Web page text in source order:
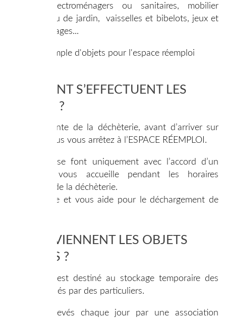
appareils électroménagers ou sanitaires, mobilier
d’intérieur ou de jardin, vaisselles et bibelots, jeux et
jouets, outillages...
COMMENT S’EFFECTUENT LES
DÉPÔTS ?
Dans l’enceinte de la déchèterie, avant d’arriver sur
les quais, vous vous arrêtez à l’ESPACE RÉEMPLOI.
Les dépôts se font uniquement avec l’accord d’un
agent qui vous accueille pendant les horaires
d’ouverture de la déchèterie.
Il vous guide et vous aide pour le déchargement de
QUE DEVIENNENT LES OBJETS
DONNÉS ?
Cet espace est destiné au stockage temporaire des
objets déposés par des particuliers.
Ils sont enlevés chaque jour par une association